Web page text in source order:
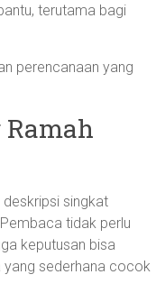
terutama bagi
perencanaan yang
Ramah
singkat
tidak perlu
keputusan bisa
yang sederhana cocok